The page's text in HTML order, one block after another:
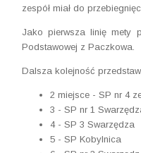
zespół miał do
Jako pierwsza linię mety
Podstawowej z Paczkowa.
Dalsza kolejność
2 miejsce - SP nr 4
3 - SP nr 1
4 - SP 3 Swarzędza
5 - SP Kobylnica